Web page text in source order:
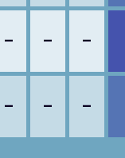
– – –
– – –